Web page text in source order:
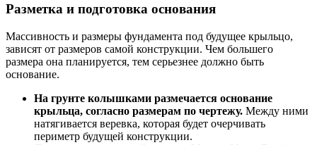
Разметка и подготовка основания
Массивность и размеры фундамента под будущее крыльцо,
зависят от размеров самой конструкции. Чем большего
размера она планируется, тем серьезнее должно быть
основание.
На грунте колышками размечается основание
крыльца, согласно размерам по чертежу. Между ними
натягивается веревка, которая будет очерчивать
периметр будущей конструкции.